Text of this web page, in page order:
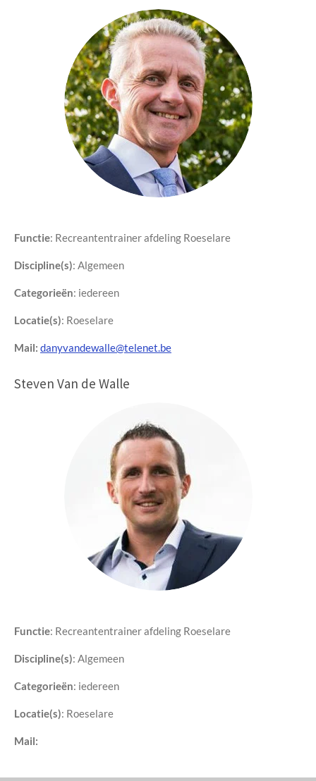
Functie: Recreantentrainer afdeling Roeselare
Discipline(s): Algemeen
Categorieën: iedereen
Locatie(s): Roeselare
Mail: danyvandewalle@telenet.be
Steven Van de Walle
Functie: Recreantentrainer afdeling Roeselare
Discipline(s): Algemeen
Categorieën: iedereen
Locatie(s): Roeselare
Mail: